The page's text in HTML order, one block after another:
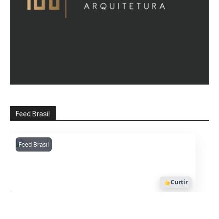
Feed Brasil
Feed BrasilAmazonianarede
1053
Curtir